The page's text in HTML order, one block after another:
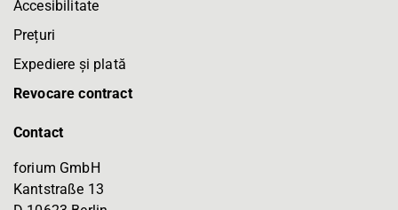
Accesibilitate
Prețuri
Expediere și plată
Revocare contract
Contact
forium GmbH
Kantstraße 13